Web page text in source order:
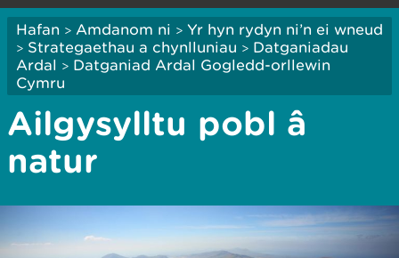
Hafan > Amdanom ni > Yr hyn rydyn ni’n ei wneud
> Strategaethau a chynlluniau > Datganiadau
Ardal > Datganiad Ardal Gogledd-orllewin
Cymru
Ailgysylltu pobl â
natur